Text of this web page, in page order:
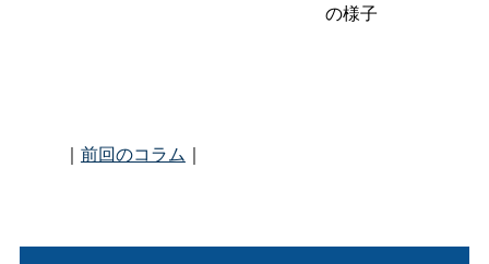
の様子
前回のコラム